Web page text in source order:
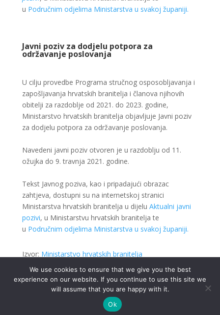
u Područnim odjelima Ministarstva u svakoj županiji.
Javni poziv za dodjelu potpora za
održavanje poslovanja
U cilju provedbe Programa stručnog osposobljavanja i
zapošljavanja hrvatskih branitelja i članova njihovih
obitelji za razdoblje od 2021. do 2023. godine,
Ministarstvo hrvatskih branitelja objavljuje Javni poziv
za dodjelu potpora za održavanje poslovanja.
Navedeni javni poziv otvoren je u razdoblju od 11.
ožujka do 9. travnja 2021. godine.
Tekst Javnog poziva, kao i pripadajući obrazac
zahtjeva, dostupni su na internetskoj stranici
Ministarstva hrvatskih branitelja u dijelu Aktualni javni
pozivi, u Ministarstvu hrvatskih branitelja te
u Područnim odjelima Ministarstva u svakoj županiji.
Izvor: Ministarstvo hrvatskih branitelja
.
We use cookies to ensure that we give you the best
experience on our website. If you continue to use this site we
will assume that you are happy with it.
Ok